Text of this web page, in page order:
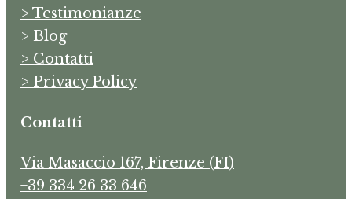
> Testimonianze
> Blog
> Contatti
> Privacy Policy
Contatti
Via Masaccio 167, Firenze (FI)
+39 334 26 33 646